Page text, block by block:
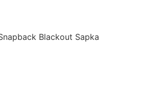
Blackout Sapka